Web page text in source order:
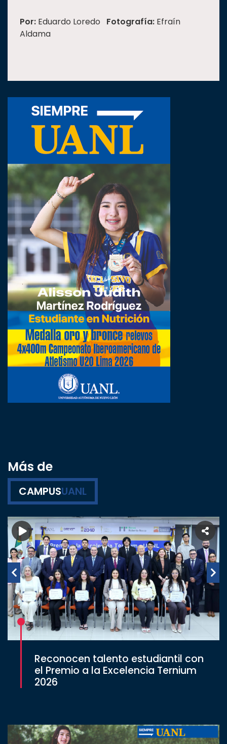
Por: Eduardo Loredo Fotografía: Efraín
Aldama
Más de
CAMPUSUANL
Reconocen talento estudiantil con
el Premio a la Excelencia Ternium
2026